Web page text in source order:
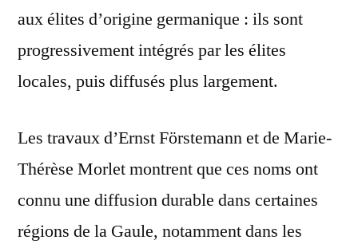
aux élites d’origine germanique : ils sont
progressivement intégrés par les élites
locales, puis diffusés plus largement.
Les travaux d’Ernst Förstemann et de Marie-
Thérèse Morlet montrent que ces noms ont
connu une diffusion durable dans certaines
régions de la Gaule, notamment dans les